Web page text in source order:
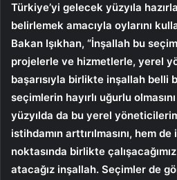
Türkiye’yi gelecek yüzyıla
belirlemek amacıyla oylarını
Bakan Işıkhan, “İnşallah bu
projelerle ve hizmetlerle, yerel
başarısıyla birlikte inşallah belli
seçimlerin hayırlı uğurlu
yüzyılda da bu yerel
istihdamın arttırılmasını, hem
noktasında birlikte
atacağız inşallah. Seçimler de